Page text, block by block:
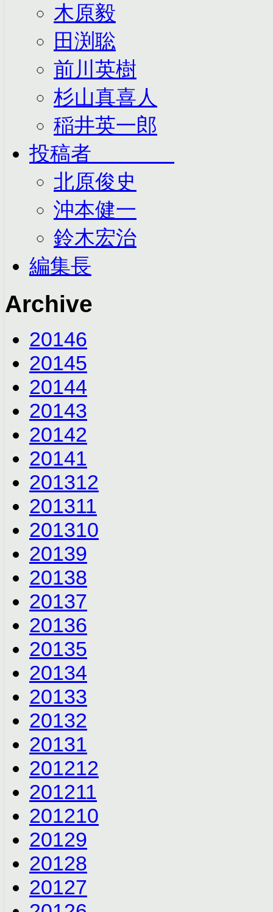
木原毅
田渕聡
前川英樹
杉山真喜人
稲井英一郎
投稿者
北原俊史
沖本健一
鈴木宏治
編集長
Archive
20146
20145
20144
20143
20142
20141
201312
201311
201310
20139
20138
20137
20136
20135
20134
20133
20132
20131
201212
201211
201210
20129
20128
20127